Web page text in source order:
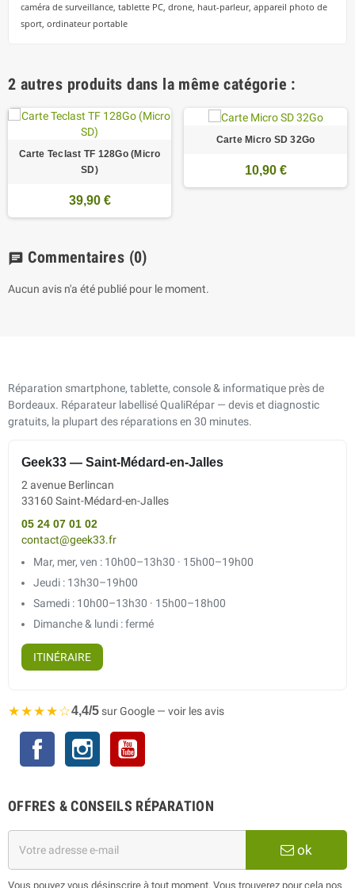
caméra de surveillance, tablette PC, drone, haut-parleur, appareil photo de
sport, ordinateur portable
2 autres produits dans la même catégorie :
Carte Teclast TF 128Go (Micro
SD)
39,90 €
Carte Micro SD 32Go
10,90 €
chat Commentaires (0)
Aucun avis n'a été publié pour le moment.
Réparation smartphone, tablette, console & informatique près de
Bordeaux. Réparateur labellisé QualiRépar — devis et diagnostic
gratuits, la plupart des réparations en 30 minutes.
Geek33 — Saint-Médard-en-Jalles
2 avenue Berlincan
33160 Saint-Médard-en-Jalles
05 24 07 01 02
contact@geek33.fr
Mar, mer, ven : 10h00–13h30 · 15h00–19h00
Jeudi : 13h30–19h00
Samedi : 10h00–13h30 · 15h00–18h00
Dimanche & lundi : fermé
ITINÉRAIRE
★★★★☆4,4/5sur Google — voir les avis
Facebook Instagram
OFFRES & CONSEILS RÉPARATION
ok
Vous pouvez vous désinscrire à tout moment. Vous trouverez pour cela nos